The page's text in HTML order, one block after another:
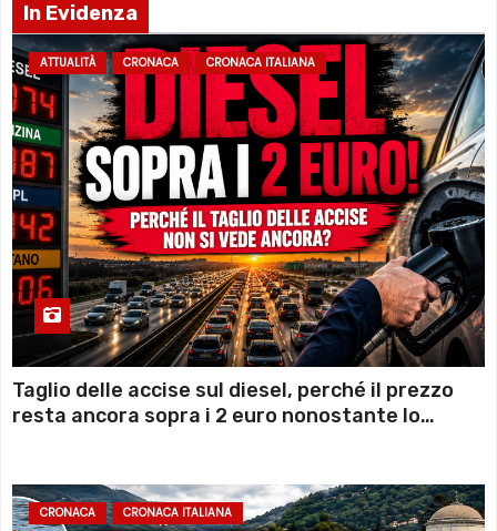
In Evidenza
ATTUALITÀ CRONACA CRONACA ITALIANA
Taglio delle accise sul diesel, perché il prezzo
resta ancora sopra i 2 euro nonostante lo
CRONACA CRONACA ITALIANA